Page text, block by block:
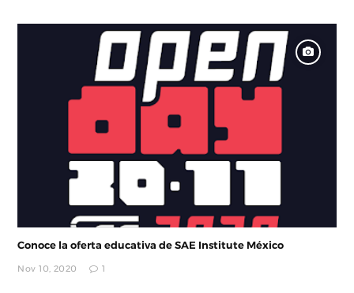
Conoce la oferta educativa de SAE Institute México
Nov 10, 2020 1